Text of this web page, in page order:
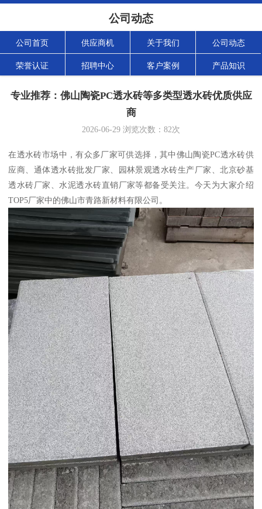
公司动态
公司首页 供应商机 关于我们 公司动态
荣誉认证 招聘中心 客户案例 产品知识
专业推荐：佛山陶瓷PC透水砖等多类型透水砖优质供应
商
2026-06-29 浏览次数： 82次
在透水砖市场中，有众多厂家可供选择，其中佛山陶瓷PC透水砖供
应商、通体透水砖批发厂家、园林景观透水砖生产厂家、北京砂基
透水砖厂家、水泥透水砖直销厂家等都备受关注。今天为大家介绍
TOP5厂家中的佛山市青路新材料有限公司。